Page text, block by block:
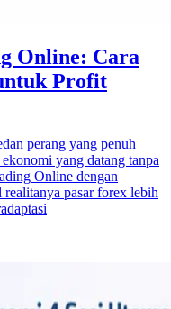
Online: Cara
Profit
perang yang penuh
yang datang tanpa
Online dengan
realitanya pasar forex lebih